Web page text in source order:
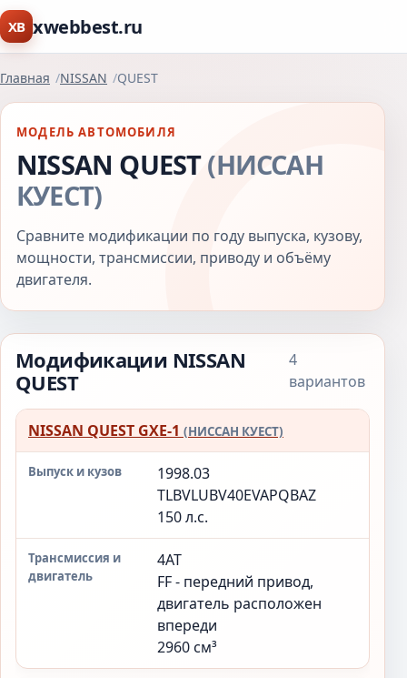
XB xwebbest.ru
Главная NISSAN QUEST
МОДЕЛЬ АВТОМОБИЛЯ
NISSAN QUEST(НИССАН
КУЕСТ)
Сравните модификации по году выпуска, кузову,
мощности, трансмиссии, приводу и объёму
двигателя.
Модификации NISSAN
QUEST
4
вариантов
Модификация
Выпуск
и кузов
Трансмиссия
и двигатель
NISSAN QUEST GXE-1 (НИССАН КУЕСТ)
1998.03
TLBVLUBV40EVAPQBAZ
150 л.с.
4AT
FF - передний привод,
двигатель расположен
впереди
2960 см³